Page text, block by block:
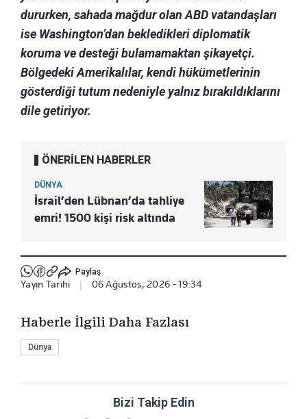
dururken, sahada mağdur olan ABD vatandaşları
ise Washington’dan bekledikleri diplomatik
koruma ve desteği bulamamaktan şikayetçi.
Bölgedeki Amerikalılar, kendi hükümetlerinin
gösterdiği tutum nedeniyle yalnız bırakıldıklarını
dile getiriyor.
ÖNERİLEN HABERLER
DÜNYA
İsrail’den Lübnan’da tahliye
emri! 1500 kişi risk altında
Paylaş
Yayın Tarihi 06 Ağustos, 2026 - 19:34
Haberle İlgili Daha Fazlası
Dünya
Bizi Takip Edin